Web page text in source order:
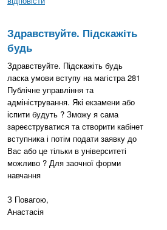
Здравствуйте. Підскажіть
будь
Здравствуйте. Підскажіть будь
ласка умови вступу на магістра 281
Публічне управління та
адміністрування. Які екзамени або
іспити будуть ? Зможу я сама
зареєструватися та створити кабінет
вступника і потім подати заявку до
Вас або це тільки в університеті
можливо ? Для заочної форми
навчання
З Повагою,
Анастасія